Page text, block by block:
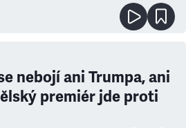
nebojí ani Trumpa, ani
premiér jde proti